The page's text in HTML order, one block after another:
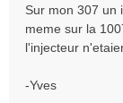
Sur mon 307 un
meme sur la
l'injecteur
-Yves